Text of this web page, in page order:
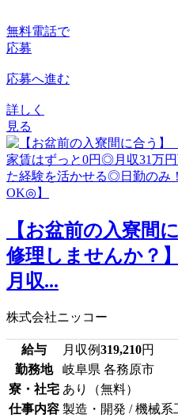
無料電話で
応募
応募へ進む
詳しく
見る
【お盆前の入寮間
修理しませんか？
月収...
株式会社ニッコー
給与 月収例319,210円
勤務地
岐阜県 各務原市
寮・社宅 あり（無料）
仕事内容 製造・開発 / 機械系